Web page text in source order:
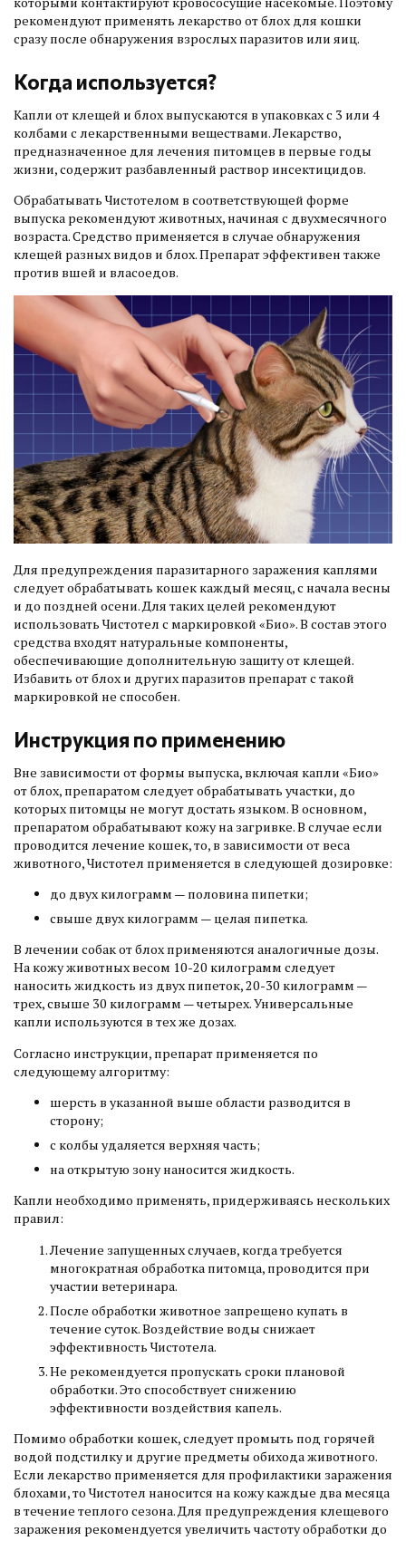
рекомендуют применять лекарство от блох для кошки
сразу после обнаружения взрослых паразитов или яиц.
Когда используется?
Капли от клещей и блох выпускаются в упаковках с 3 или 4
колбами с лекарственными веществами. Лекарство,
предназначенное для лечения питомцев в первые годы
жизни, содержит разбавленный раствор инсектицидов.
Обрабатывать Чистотелом в соответствующей форме
выпуска рекомендуют животных, начиная с двухмесячного
возраста. Средство применяется в случае обнаружения
клещей разных видов и блох. Препарат эффективен также
против вшей и власоедов.
Для предупреждения паразитарного заражения каплями
следует обрабатывать кошек каждый месяц, с начала весны
и до поздней осени. Для таких целей рекомендуют
использовать Чистотел с маркировкой «Био». В состав этого
средства входят натуральные компоненты,
обеспечивающие дополнительную защиту от клещей.
Избавить от блох и других паразитов препарат с такой
маркировкой не способен.
Инструкция по применению
Вне зависимости от формы выпуска, включая капли «Био»
от блох, препаратом следует обрабатывать участки, до
которых питомцы не могут достать языком. В основном,
препаратом обрабатывают кожу на загривке. В случае если
проводится лечение кошек, то, в зависимости от веса
животного, Чистотел применяется в следующей дозировке:
до двух килограмм — половина пипетки;
свыше двух килограмм — целая пипетка.
В лечении собак от блох применяются аналогичные дозы.
На кожу животных весом 10-20 килограмм следует
наносить жидкость из двух пипеток, 20-30 килограмм —
трех, свыше 30 килограмм — четырех. Универсальные
капли используются в тех же дозах.
Согласно инструкции, препарат применяется по
следующему алгоритму:
шерсть в указанной выше области разводится в
сторону;
с колбы удаляется верхняя часть;
на открытую зону наносится жидкость.
Капли необходимо применять, придерживаясь нескольких
правил:
Лечение запущенных случаев, когда требуется
многократная обработка питомца, проводится при
участии ветеринара.
После обработки животное запрещено купать в
течение суток. Воздействие воды снижает
эффективность Чистотела.
Не рекомендуется пропускать сроки плановой
обработки. Это способствует снижению
эффективности воздействия капель.
Помимо обработки кошек, следует промыть под горячей
водой подстилку и другие предметы обихода животного.
Если лекарство применяется для профилактики заражения
блохами, то Чистотел наносится на кожу каждые два месяца
в течение теплого сезона. Для предупреждения клещевого
заражения рекомендуется увеличить частоту обработки до